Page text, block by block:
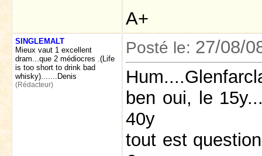
A+
SINGLEMALT
Mieux vaut 1 excellent
dram...que 2 médiocres .(Life
is too short to drink bad
whisky).......Denis
(Rédacteur)
Posté le: 27/08/
ben oui, le
40y
tout est